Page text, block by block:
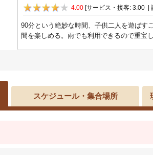
4.00 [サービス・接客: 3.00 |
90分という絶妙な時間、子供二人を遊ばす
間を楽しめる。雨でも利用できるので重宝し
スケジュール・集合場所